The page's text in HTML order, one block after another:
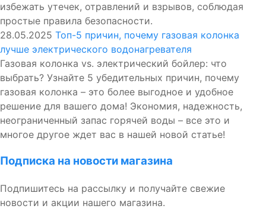
избежать утечек, отравлений и взрывов, соблюдая
простые правила безопасности.
28.05.2025 Топ-5 причин, почему газовая колонка
лучше электрического водонагревателя
Газовая колонка vs. электрический бойлер: что
выбрать? Узнайте 5 убедительных причин, почему
газовая колонка – это более выгодное и удобное
решение для вашего дома! Экономия, надежность,
неограниченный запас горячей воды – все это и
многое другое ждет вас в нашей новой статье!
Подписка на новости магазина
Подпишитесь на рассылку и получайте свежие
новости и акции нашего магазина.